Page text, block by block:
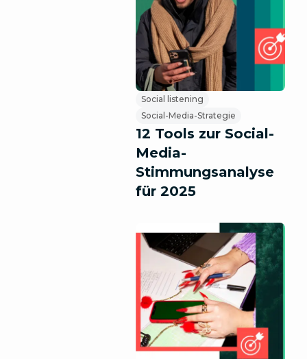
Social listening
Social-Media-Strategie
12 Tools zur Social-
Media-
Stimmungsanalyse
für 2025